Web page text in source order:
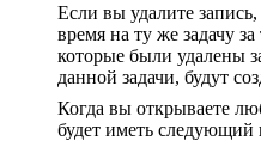
Если вы удалите
время на ту же задачу
которые были удалены
данной задачи, будут
Когда вы открываете
будет иметь следующий